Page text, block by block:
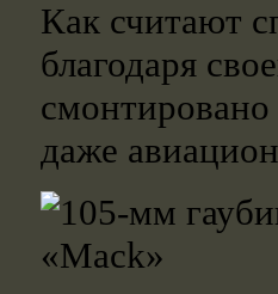
Как считают
благодаря
даже